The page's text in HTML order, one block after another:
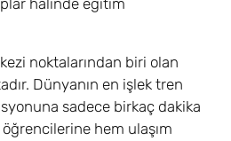
halinde eğitim
noktalarından biri olan
Dünyanın en işlek tren
sadece birkaç dakika
hem ulaşım